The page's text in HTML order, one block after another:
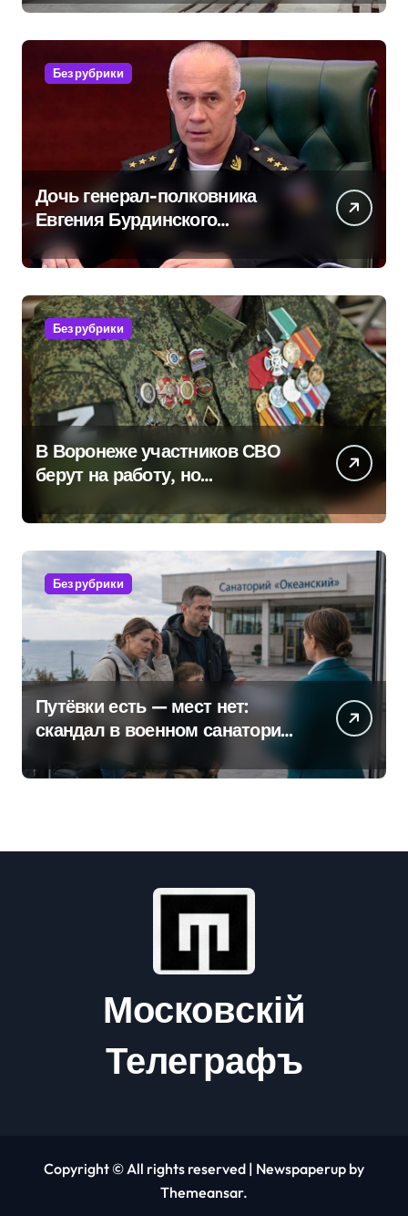
обратились в СК
Без рубрики
Дочь генерал-полковника
Евгения Бурдинского
оказывает платные услуги по
вопросам военной службы и
бронирования
Без рубрики
В Воронеже участников СВО
берут на работу, но
удержаться удаётся не всем
Без рубрики
Путёвки есть — мест нет:
скандал в военном санатории
Московскій
Телеграфъ
Copyright © All rights reserved | Newspaperup by
Themeansar.